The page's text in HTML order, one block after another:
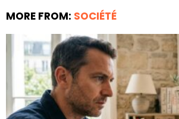
MORE FROM: SOCIÉTÉ